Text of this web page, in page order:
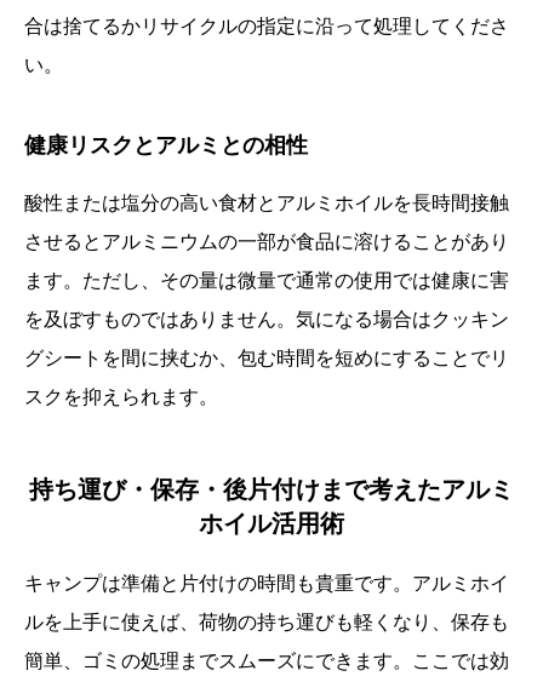
合は捨てるかリサイクルの指定に沿って処理してくださ
い。
健康リスクとアルミとの相性
酸性または塩分の高い食材とアルミホイルを長時間接触
させるとアルミニウムの一部が食品に溶けることがあり
ます。ただし、その量は微量で通常の使用では健康に害
を及ぼすものではありません。気になる場合はクッキン
グシートを間に挟むか、包む時間を短めにすることでリ
スクを抑えられます。
持ち運び・保存・後片付けまで考えたアルミ
ホイル活用術
キャンプは準備と片付けの時間も貴重です。アルミホイ
ルを上手に使えば、荷物の持ち運びも軽くなり、保存も
簡単、ゴミの処理までスムーズにできます。ここでは効